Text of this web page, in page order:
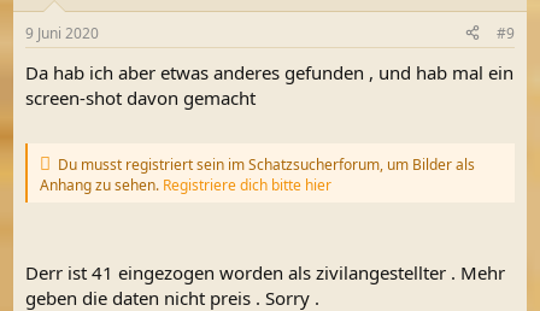
e
:
9 Juni 2020 #9
Da hab ich aber etwas anderes gefunden , und hab mal ein
screen-shot davon gemacht
Du musst registriert sein im Schatzsucherforum, um Bilder als
Anhang zu sehen. Registriere dich bitte hier
Derr ist 41 eingezogen worden als zivilangestellter . Mehr
geben die daten nicht preis . Sorry .